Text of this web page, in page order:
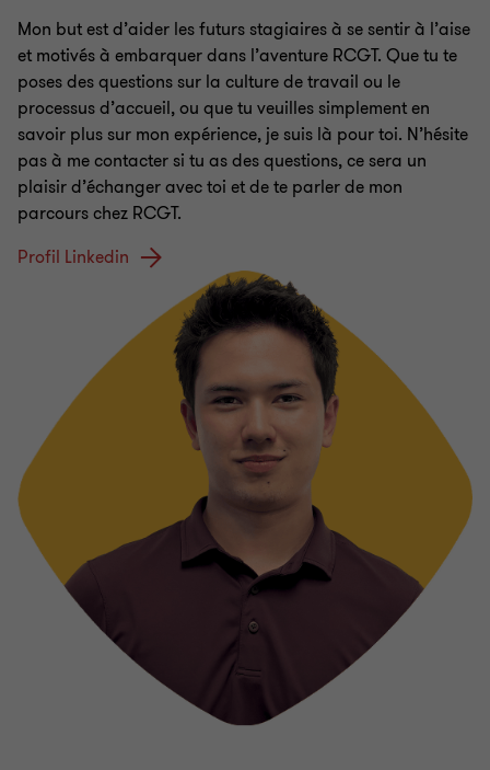
Mon but est d’aider les futurs stagiaires à se sentir à l’aise
et motivés à embarquer dans l’aventure RCGT. Que tu te
poses des questions sur la culture de travail ou le
processus d’accueil, ou que tu veuilles simplement en
savoir plus sur mon expérience, je suis là pour toi. N’hésite
pas à me contacter si tu as des questions, ce sera un
plaisir d’échanger avec toi et de te parler de mon
parcours chez RCGT.
Profil Linkedin